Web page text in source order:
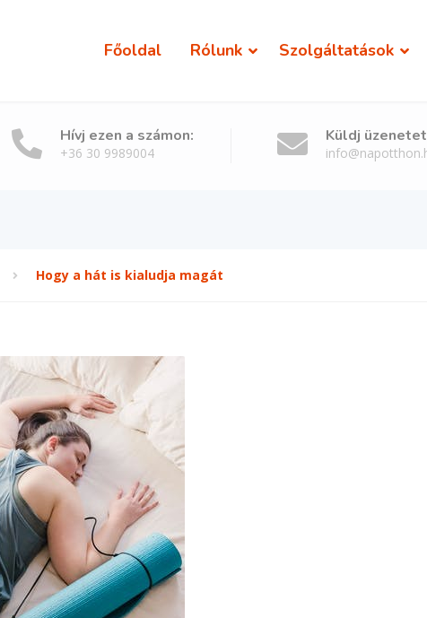
Főoldal Rólunk Szolgáltatások
Hívj ezen a számon:
+36 30 9989004
Küldj
Hogy a hát is kialudja magát